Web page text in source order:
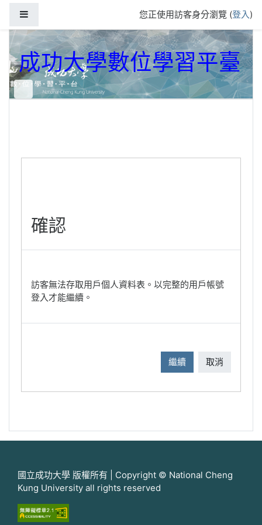
您正使用訪客身分瀏覽 (登入)
成功大學數位學習平臺
確認
訪客無法存取用戶個人資料表。以完整的用戶帳號
登入才能繼續。
繼續 取消
國立成功大學 版權所有 | Copyright © National Cheng
Kung University all rights reserved